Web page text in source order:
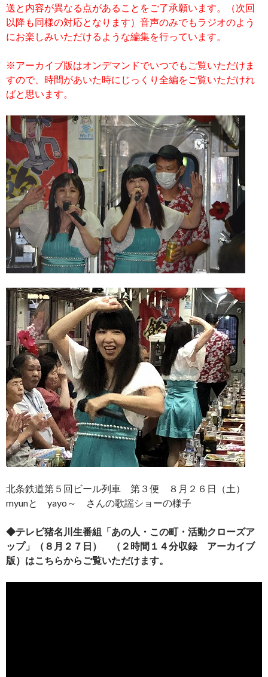
送と内容が異なる点があることをご了承願います。（次回
以降も同様の対応となります）音声のみでもラジオのよう
にお楽しみいただけるような編集を行っています。
※アーカイブ版はオンデマンドでいつでもご覧いただけま
すので、時間があいた時にじっくり全編をご覧いただけれ
ばと思います。
北条鉄道第５回ビール列車 第３便 ８月２６日（土）
myunと yayo～ さんの歌謡ショーの様子
◆テレビ猪名川生番組「あの人・この町・活動クローズア
ップ」（８月２７日）
（２時間１４分収録 アーカイブ
版）はこちらからご覧いただけます。